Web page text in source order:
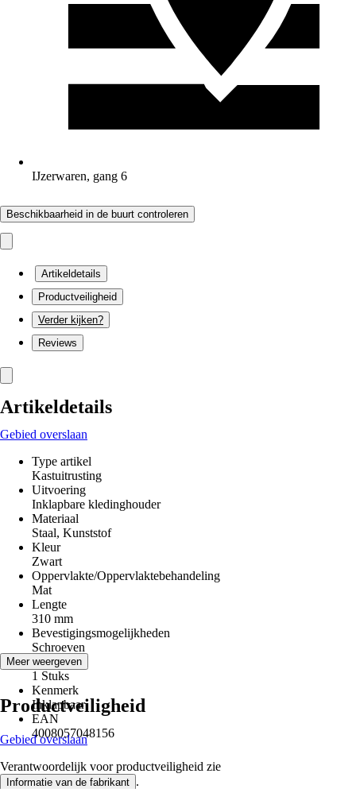
IJzerwaren, gang 6
Beschikbaarheid in de buurt controleren
Artikeldetails
Productveiligheid
Verder kijken?
Reviews
Artikeldetails
Gebied overslaan
Type artikel
Kastuitrusting
Uitvoering
Inklapbare kledinghouder
Materiaal
Staal, Kunststof
Kleur
Zwart
Oppervlakte/Oppervlaktebehandeling
Mat
Lengte
310 mm
Bevestigingsmogelijkheden
Schroeven
Inhoud
1 Stuks
Kenmerk
Inklapbaar
EAN
4008057048156
Meer weergeven
Productveiligheid
Gebied overslaan
Verantwoordelijk voor productveiligheid zie
Informatie van de fabrikant .